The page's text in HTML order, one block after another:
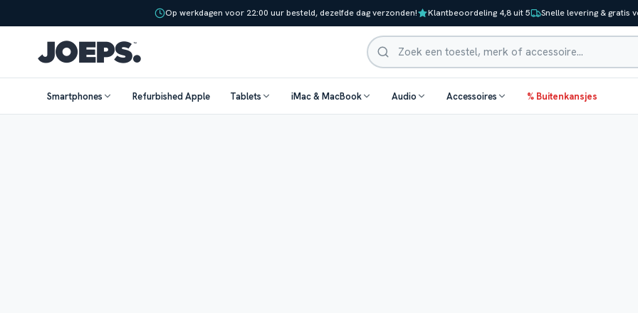
Op werkdagen voor 22:00 uur besteld, dezelfde dag verzonden! Klantbeoordeling 4,8 uit 5 Snelle levering & gratis
Zoeken
Smartphones Refurbished Apple Tablets iMac & MacBook Audio Accessoires % Buitenkansjes